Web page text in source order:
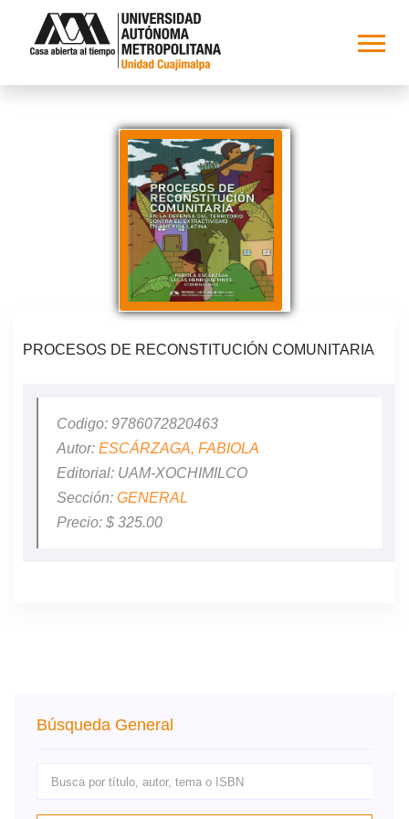
PROCESOS DE RECONSTITUCIÓN COMUNITARIA
Codigo: 9786072820463
Autor: ESCÁRZAGA, FABIOLA
Editorial: UAM-XOCHIMILCO
Sección: GENERAL
Precio: $ 325.00
Búsqueda General